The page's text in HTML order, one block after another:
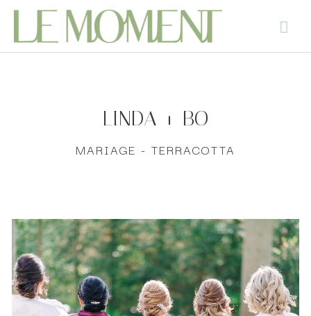
LINDA + BO
MARIAGE - TERRACOTTA